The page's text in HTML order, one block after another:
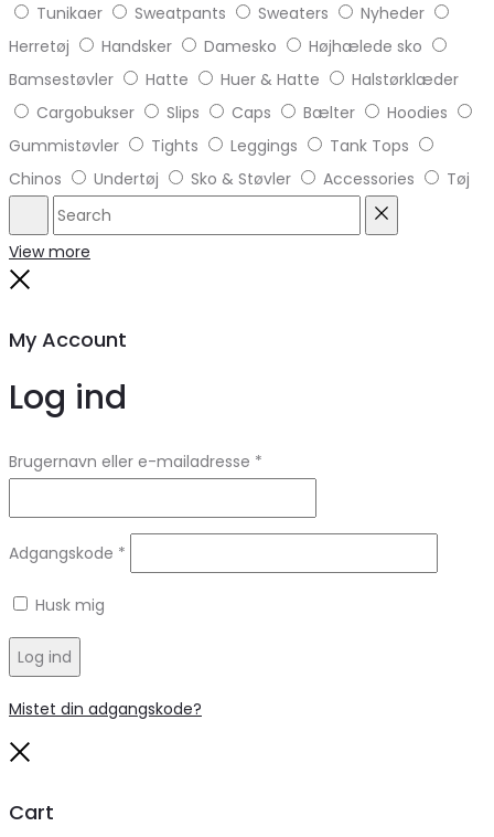
Tunikaer
Sweatpants Sweaters
Nyheder
Herretøj
Handsker Damesko
Højhælede sko
Bamsestøvler
Hatte Huer & Hatte
Halstørklæder
Cargobukser
Slips Caps Bælter
Hoodies
Gummistøvler
Tights Leggings
Tank Tops
Chinos
Undertøj Sko & Støvler Accessories Tøj
Search
View more
My Account
Log ind
Brugernavn eller e-mailadresse *
Adgangskode *
Husk mig
Log ind
Mistet din adgangskode?
Cart